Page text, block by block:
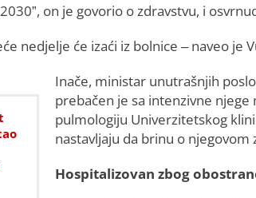
on je govorio o zdravstvu, i
nedjelje će izaći iz bolnice – naveo je
Inače, ministar unutrašnjih
prebačen je sa intenzivne njege
pulmologiju Univerzitetskog
nastavljaju da brinu o
Hospitalizovan zbog